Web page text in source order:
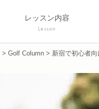
レッスン内容
Lesson
> Golf Column > 新宿で初心者